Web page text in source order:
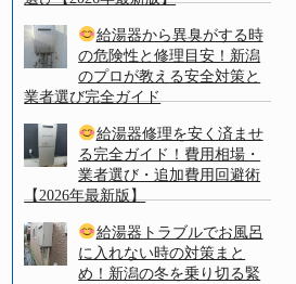
給湯器から異臭がする時
の危険性と修理目安！新潟
のプロが教える安全対策と
業者選び完全ガイド
給湯器修理を安く済ませ
る完全ガイド！費用相場・
業者選び・追加費用回避術
【2026年最新版】
給湯器トラブルでお風呂
に入れない時の対策まと
め！新潟の冬を乗り切る緊